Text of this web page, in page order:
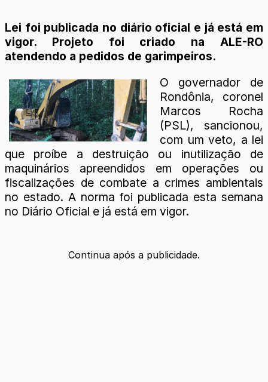
Lei foi publicada no diário oficial e já está em
vigor. Projeto foi criado na ALE-RO
atendendo a pedidos de garimpeiros.
O governador de
Rondônia, coronel
Marcos Rocha
(PSL), sancionou,
com um veto, a lei
que proíbe a destruição ou inutilização de
maquinários apreendidos em operações ou
fiscalizações de combate a crimes ambientais
no estado. A norma foi publicada esta semana
no Diário Oficial e já está em vigor.
Continua após a publicidade.